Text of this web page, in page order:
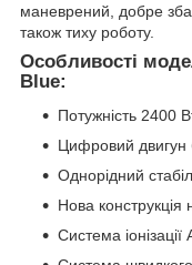
маневрений, добре
також тиху роботу.
Особливості
Blue:
Потужність 2400
Цифровий двигун
Однорідний
Нова конструкція
Система